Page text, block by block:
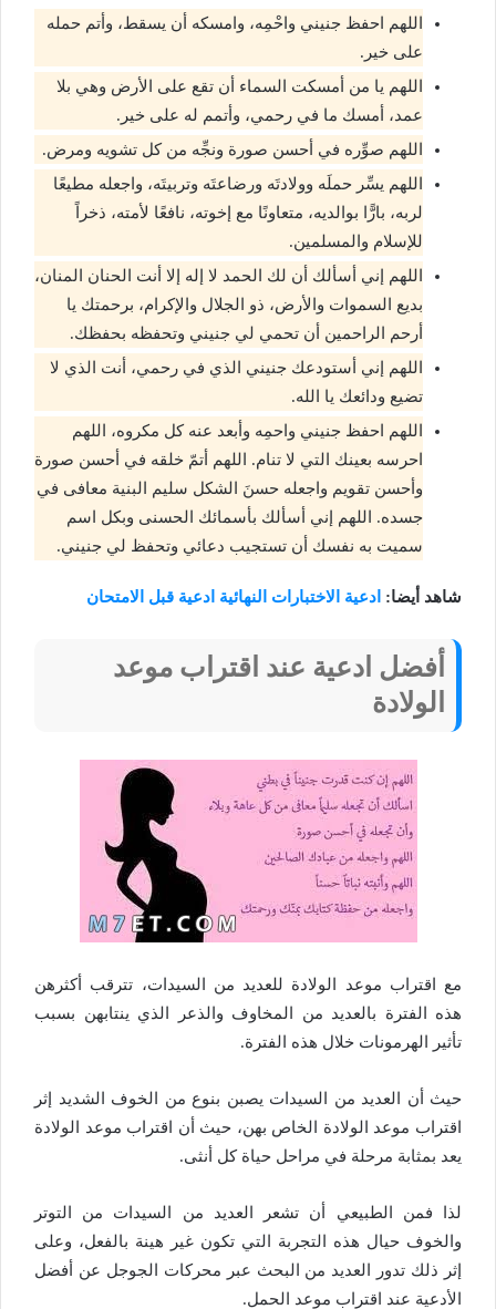
اللهم احفظ جنيني واحْمِه، وامسكه أن يسقط، وأتم حمله
على خير.
اللهم يا من أمسكت السماء أن تقع على الأرض وهي بلا
عمد، أمسك ما في رحمي، وأتمم له على خير.
اللهم صوِّره في أحسن صورة ونجِّه من كل تشويه ومرض.
اللهم يسِّر حملَه وولادتَه ورضاعتَه وتربيتَه، واجعله مطيعًا
لربه، بارًّا بوالديه، متعاونًا مع إخوته، نافعًا لأمته، ذخراً
للإسلام والمسلمين.
اللهم إني أسألك أن لك الحمد لا إله إلا أنت الحنان المنان،
بديع السموات والأرض، ذو الجلال والإكرام، برحمتك يا
أرحم الراحمين أن تحمي لي جنيني وتحفظه بحفظك.
اللهم إني أستودعك جنيني الذي في رحمي، أنت الذي لا
تضيع ودائعك يا الله.
اللهم احفظ جنيني واحمِه وأبعد عنه كل مكروه، اللهم
احرسه بعينك التي لا تنام. اللهم أتمّ خلقه في أحسن صورة
وأحسن تقويم واجعله حسنَ الشكل سليم البنية معافى في
جسده. اللهم إني أسألك بأسمائك الحسنى وبكل اسم
سميت به نفسك أن تستجيب دعائي وتحفظ لي جنيني.
شاهد أيضا: ادعية الاختبارات النهائية ادعية قبل الامتحان
أفضل ادعية عند اقتراب موعد
الولادة
مع اقتراب موعد الولادة للعديد من السيدات، تترقب أكثرهن
هذه الفترة بالعديد من المخاوف والذعر الذي ينتابهن بسبب
تأثير الهرمونات خلال هذه الفترة.
حيث أن العديد من السيدات يصبن بنوع من الخوف الشديد إثر
اقتراب موعد الولادة الخاص بهن، حيث أن اقتراب موعد الولادة
يعد بمثابة مرحلة في مراحل حياة كل أنثى.
لذا فمن الطبيعي أن تشعر العديد من السيدات من التوتر
والخوف حيال هذه التجربة التي تكون غير هينة بالفعل، وعلى
إثر ذلك تدور العديد من البحث عبر محركات الجوجل عن أفضل
الأدعية عند اقتراب موعد الحمل.